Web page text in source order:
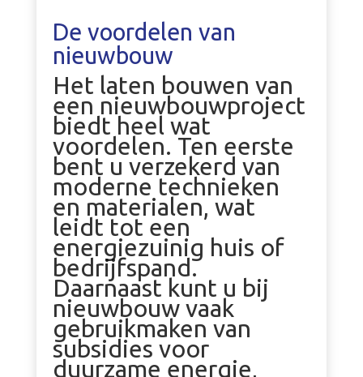
De voordelen van
nieuwbouw
Het laten bouwen van
een nieuwbouwproject
biedt heel wat
voordelen. Ten eerste
bent u verzekerd van
moderne technieken
en materialen, wat
leidt tot een
energiezuinig huis of
bedrijfspand.
Daarnaast kunt u bij
nieuwbouw vaak
gebruikmaken van
subsidies voor
duurzame energie,